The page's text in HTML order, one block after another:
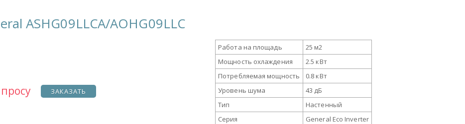
ASHG09LLCA/AOHG09LLC
ЗАКАЗАТЬ
Работа на площадь
25 м2
Мощность охлаждения
2.5 кВт
Потребляемая мощность
0.8 кВт
Уровень шума
43 дБ
Тип
Настенный
Серия
General Eco Inverter